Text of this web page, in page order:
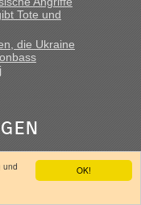
OK!
und
bis zur Grenze. Nur
An welchem
Ukraine geht es am
Richtung Polen
ging dann
dabei waren“
• Re: An welchem
Ukraine geht es am
Tote und
die Ukraine